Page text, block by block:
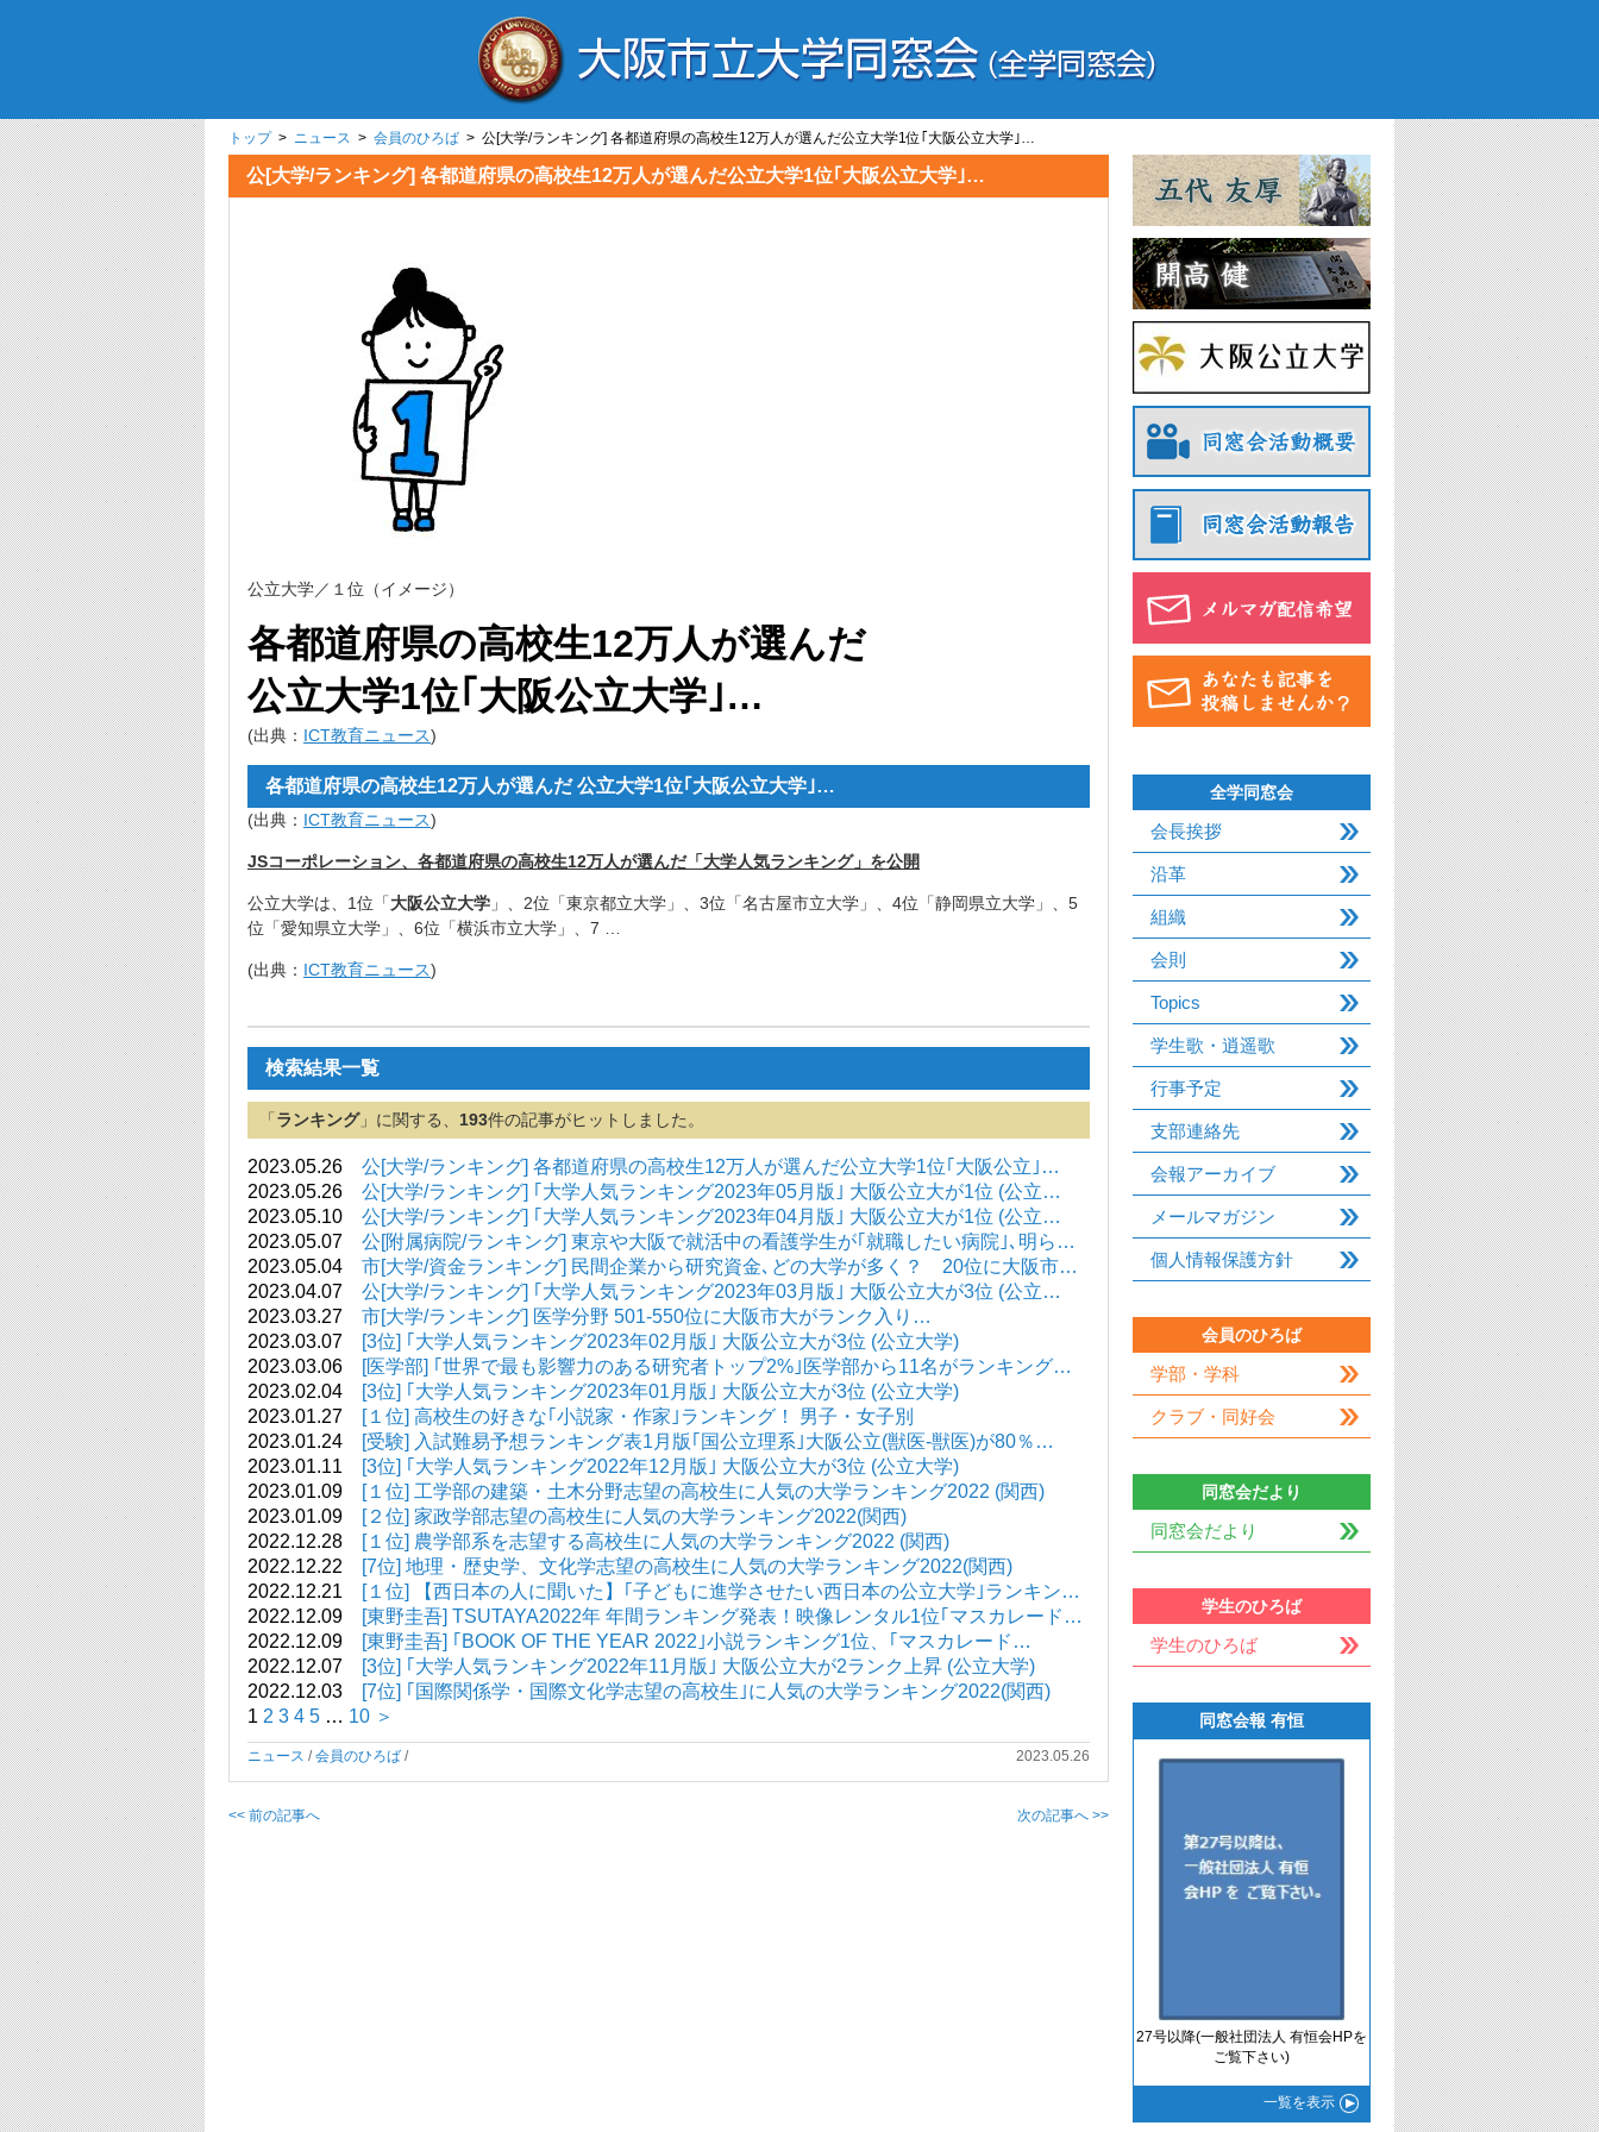
トップ> ニュース > 会員のひろば > 公[大学/ランキング] 各都道府県の高校生12万人が選んだ公立大学1位｢大阪公立大学｣…
公[大学/ランキング] 各都道府県の高校生12万人が選んだ公立大学1位｢大阪公立大学｣…
公立大学／１位（イメージ）
各都道府県の高校生12万人が選んだ
公立大学1位｢大阪公立大学｣…
(出典： ICT教育ニュース)
各都道府県の高校生12万人が選んだ 公立大学1位｢大阪公立大学｣…
(出典： ICT教育ニュース)
JSコーポレーション、各都道府県の高校生12万人が選んだ「大学人気ランキング」を公開
公立大学は、1位「大阪公立大学 」、2位「東京都立大学」、3位「名古屋市立大学」、4位「静岡県立大学」、5
位「愛知県立大学」、6位「横浜市立大学」、7 …
(出典： ICT教育ニュース)
検索結果一覧
「 ランキング」に関する、 193件の記事がヒットしました。
2023.05.26 公[大学/ランキング] 各都道府県の高校生12万人が選んだ公立大学1位｢大阪公立｣…
2023.05.26 公[大学/ランキング] ｢大学人気ランキング2023年05月版｣ 大阪公立大が1位 (公立…
2023.05.10 公[大学/ランキング] ｢大学人気ランキング2023年04月版｣ 大阪公立大が1位 (公立…
2023.05.07 公[附属病院/ランキング] 東京や大阪で就活中の看護学生が｢就職したい病院｣､明ら…
2023.05.04 市[大学/資金ランキング] 民間企業から研究資金､どの大学が多く？ 20位に大阪市…
2023.04.07 公[大学/ランキング] ｢大学人気ランキング2023年03月版｣ 大阪公立大が3位 (公立…
2023.03.27 市[大学/ランキング] 医学分野 501-550位に大阪市大がランク入り…
2023.03.07
[3位] ｢大学人気ランキング2023年02月版｣ 大阪公立大が3位 (公立大学)
2023.03.06
[医学部] ｢世界で最も影響力のある研究者トップ2%｣医学部から11名がランキング…
2023.02.04
[3位] ｢大学人気ランキング2023年01月版｣ 大阪公立大が3位 (公立大学)
2023.01.27
[１位] 高校生の好きな｢小説家・作家｣ランキング！ 男子・女子別
2023.01.24
[受験] 入試難易予想ランキング表1月版｢国公立理系｣大阪公立(獣医-獣医)が80％…
2023.01.11
[3位] ｢大学人気ランキング2022年12月版｣ 大阪公立大が3位 (公立大学)
2023.01.09
[１位] 工学部の建築・土木分野志望の高校生に人気の大学ランキング2022 (関西)
2023.01.09
[２位] 家政学部志望の高校生に人気の大学ランキング2022(関西)
2022.12.28
[１位] 農学部系を志望する高校生に人気の大学ランキング2022 (関西)
2022.12.22
[7位] 地理・歴史学、文化学志望の高校生に人気の大学ランキング2022(関西)
2022.12.21
[１位] 【西日本の人に聞いた】｢子どもに進学させたい西日本の公立大学｣ランキン…
2022.12.09
[東野圭吾] TSUTAYA2022年 年間ランキング発表！映像レンタル1位｢マスカレード…
2022.12.09
[東野圭吾] ｢BOOK OF THE YEAR 2022｣小説ランキング1位、｢マスカレード…
2022.12.07
[3位] ｢大学人気ランキング2022年11月版｣ 大阪公立大が2ランク上昇 (公立大学)
2022.12.03
[7位] ｢国際関係学・国際文化学志望の高校生｣に人気の大学ランキング2022(関西)
1 2 3 4 5 … 10 ＞
ニュース /会員のひろば / 2023.05.26
<< 前の記事へ 次の記事へ >>
全学同窓会
会長挨拶
沿革
組織
会則
Topics
学生歌・逍遥歌
行事予定
支部連絡先
会報アーカイブ
メールマガジン
個人情報保護方針
会員のひろば
学部・学科
クラブ・同好会
同窓会だより
同窓会だより
学生のひろば
学生のひろば
同窓会報 有恒
27号以降(一般社団法人 有恒会HPを
ご覧下さい)
一覧を表示